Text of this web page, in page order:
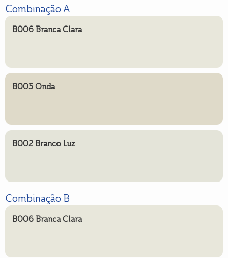
Combinação A
B006 Branca Clara
B005 Onda
B002 Branco Luz
Combinação B
B006 Branca Clara